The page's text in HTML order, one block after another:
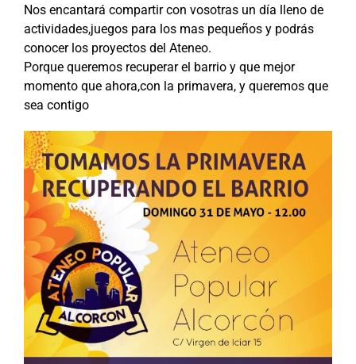
Nos encantará compartir con vosotras un día lleno de
actividades,juegos para los mas pequeños y podrás
conocer los proyectos del Ateneo.
Porque queremos recuperar el barrio y que mejor
momento que ahora,con la primavera, y queremos que
sea contigo